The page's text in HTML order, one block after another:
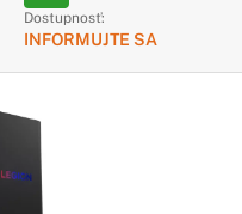
Dostupnosť:
INFORMUJTE SA